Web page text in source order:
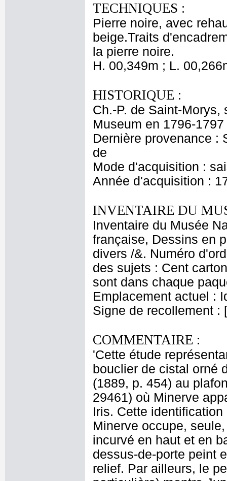
TECHNIQUES :
Pierre noire, avec
beige.Traits
la pierre noire.
H. 00,349m ; L.
HISTORIQUE :
Ch.-P. de Saint-
Museum en 1796-
Dernière provenance :
de
Mode d'acquisition :
Année d'acquisition :
INVENTAIRE DU
Inventaire du Musée
française, Dessins en
divers /&. Numéro
des sujets : Cent
sont dans chaque
Emplacement actuel :
Signe de recollement :
COMMENTAIRE :
'Cette étude
bouclier de cistal orné
(1889, p. 454) au
29461) où Minerve
Iris. Cette
Minerve occupe,
incurvé en haut et en
dessus-de-porte peint
relief. Par ailleurs, le